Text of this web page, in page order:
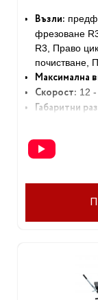
Възли:
фрезоване
R3, Право
почистване,
Максимална
Скорост: 12
Габаритни